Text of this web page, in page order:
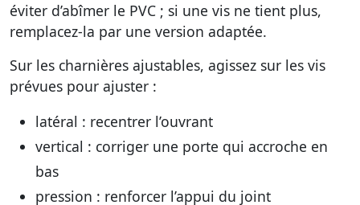
éviter d’abîmer le PVC ; si une vis ne tient plus,
remplacez-la par une version adaptée.
Sur les charnières ajustables, agissez sur les vis
prévues pour ajuster :
latéral : recentrer l’ouvrant
vertical : corriger une porte qui accroche en
bas
pression : renforcer l’appui du joint